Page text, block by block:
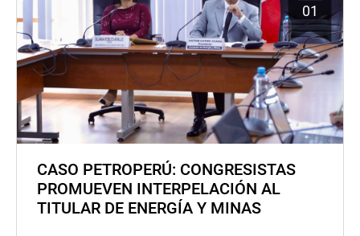
01
CASO PETROPERÚ: CONGRESISTAS
PROMUEVEN INTERPELACIÓN AL
TITULAR DE ENERGÍA Y MINAS